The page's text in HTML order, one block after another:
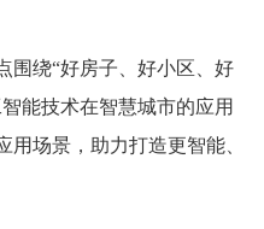
围绕“好房子、好小区、好
能技术在智慧城市的应用
场景，助力打造更智能、